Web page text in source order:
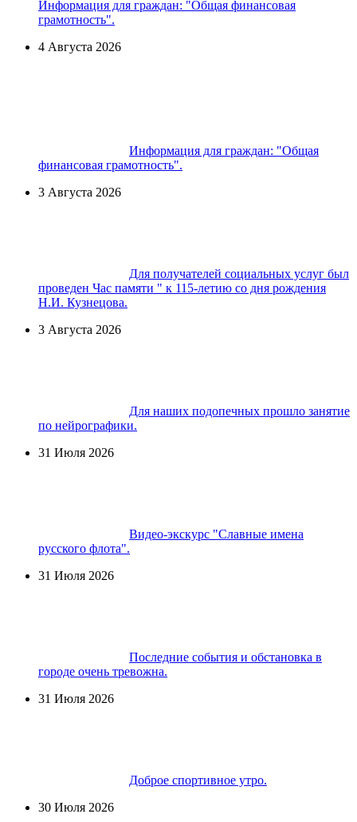
Информация для граждан: "Общая финансовая
грамотность".
4 Августа 2026
Информация для граждан: "Общая
финансовая грамотность".
3 Августа 2026
Для получателей социальных услуг был
проведен Час памяти " к 115-летию со дня рождения
Н.И. Кузнецова.
3 Августа 2026
Для наших подопечных прошло занятие
по нейрографики.
31 Июля 2026
Видео-экскурс "Славные имена
русского флота".
31 Июля 2026
Последние события и обстановка в
городе очень тревожна.
31 Июля 2026
Доброе спортивное утро.
30 Июля 2026